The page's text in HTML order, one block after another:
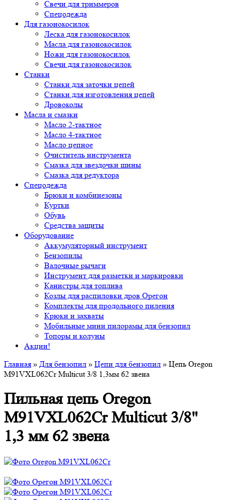
Свечи для триммеров
Спецодежда
Для газонокосилок
Леска для газонокосилок
Масла для газонокосилок
Ножи для газонокосилок
Свечи для газонокосилок
Станки
Cтанки для заточки цепей
Станки для изготовления цепей
Дровоколы
Масла и смазки
Масло 2-тактное
Масло 4-тактное
Масло цепное
Очиститель инструмента
Смазка для звездочки шины
Смазка для редуктора
Спецодежда
Брюки и комбинезоны
Куртки
Обувь
Средства защиты
Оборудование
Аккумуляторный инструмент
Бензопилы
Валочные рычаги
Инструмент для разметки и маркировки
Канистры для топлива
Козлы для распиловки дров Орегон
Комплекты для продольного пиления
Крюки и захваты
Мобильные мини пилорамы для бензопил
Топоры и колуны
Акции!
Главная » Для бензопил » Цепи для бензопил » Цепь Oregon
M91VXL062Cr Multicut 3/8 1,3мм 62 звена
Пильная цепь Oregon
M91VXL062Cr Multicut 3/8"
1,3 мм 62 звена